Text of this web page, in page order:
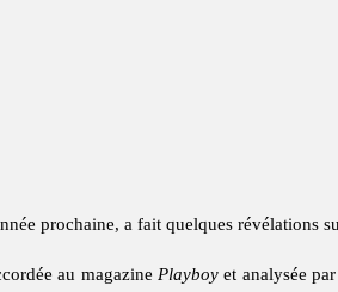
prochaine, a fait quelques révélations
au magazine Playboy et analysée